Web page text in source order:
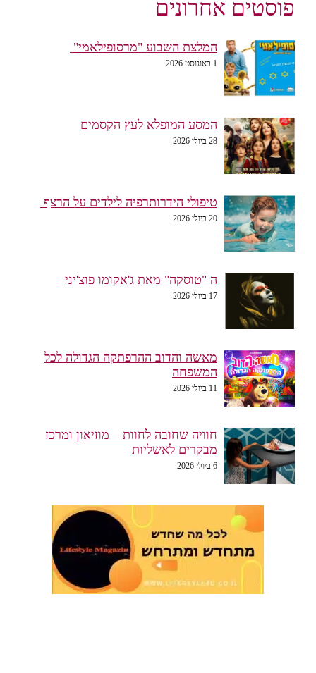
פוסטים אחרונים
המלצת השבוע "מרסופילאמי"
1 באוגוסט 2026
המסע המופלא לעץ הקסמים
28 ביולי 2026
טיפולי הידרותרפיה לילדים על הרצף
20 ביולי 2026
ה "טוסקה" מאת ג'אקומו פוצ'יני
17 ביולי 2026
מאשה והדוב ההרפתקה הגדולה לכל
המשפחה
11 ביולי 2026
חוויה שחובה לחוות – מוזיאון ומרכז
מבקרים לאשליות
6 ביולי 2026